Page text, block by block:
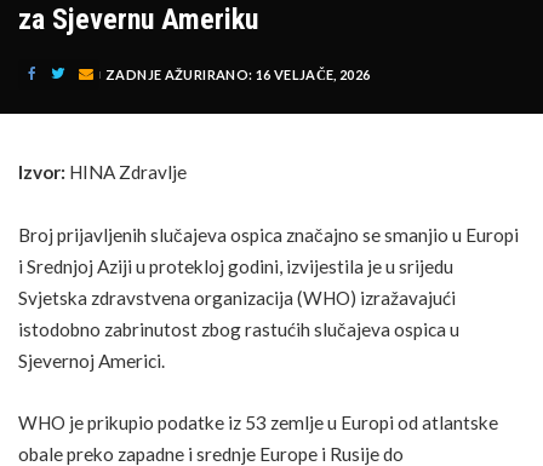
za Sjevernu Ameriku
ZADNJE AŽURIRANO: 16 VELJAČE, 2026
Izvor: HINA Zdravlje
Broj prijavljenih slučajeva ospica značajno se smanjio u Europi
i Srednjoj Aziji u protekloj godini, izvijestila je u srijedu
Svjetska zdravstvena organizacija (WHO) izražavajući
istodobno zabrinutost zbog rastućih slučajeva ospica u
Sjevernoj Americi.
WHO je prikupio podatke iz 53 zemlje u Europi od atlantske
obale preko zapadne i srednje Europe i Rusije do